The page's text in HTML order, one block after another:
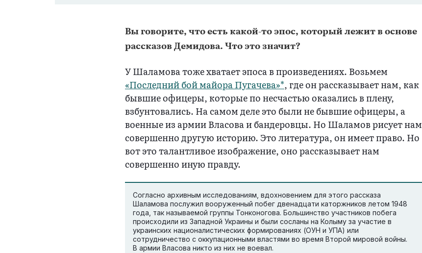
Вы говорите, что есть какой-то эпос, который лежит в основе
рассказов Демидова. Что это значит?
У Шаламова тоже хватает эпоса в произведениях. Возьмем
«Последний бой майора Пугачева»*, где он рассказывает нам, как
бывшие офицеры, которые по несчастью оказались в плену,
взбунтовались. На самом деле это были не бывшие офицеры, а
военные из армии Власова и бандеровцы. Но Шаламов рисует нам
совершенно другую историю. Это литература, он имеет право. Но
вот это талантливое изображение, оно рассказывает нам
совершенно иную правду.
Согласно архивным исследованиям, вдохновением для этого рассказа
Шаламова послужил вооруженный побег двенадцати каторжников летом 1948
года, так называемой группы Тонконогова. Большинство участников побега
происходили из Западной Украины и были сосланы на Колыму за участие в
украинских националистических формированиях (ОУН и УПА) или
сотрудничество с оккупационными властями во время Второй мировой войны.
В армии Власова никто из них не воевал.